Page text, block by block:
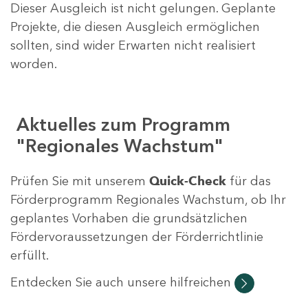
Dieser Ausgleich ist nicht gelungen. Geplante
Projekte, die diesen Ausgleich ermöglichen
sollten, sind wider Erwarten nicht realisiert
worden.
Aktuelles zum Programm
"Regionales Wachstum"
Prüfen Sie mit unserem Quick-Check für das
Förderprogramm Regionales Wachstum, ob Ihr
geplantes Vorhaben die grundsätzlichen
Fördervoraussetzungen der Förderrichtlinie
erfüllt.
Entdecken Sie auch unsere hilfreichen